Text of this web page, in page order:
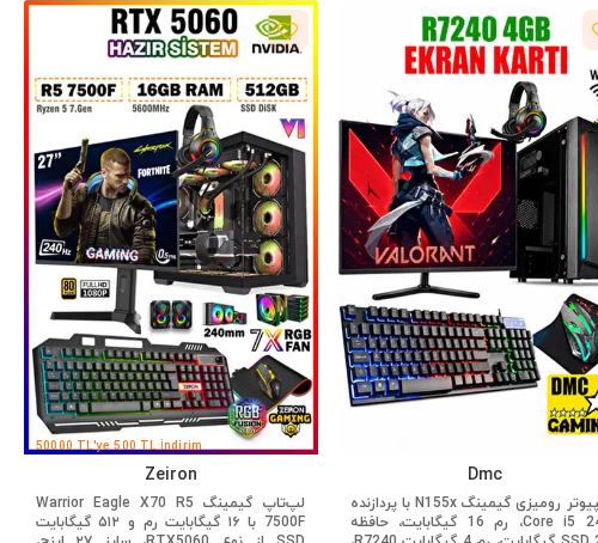
Dmc
کامپیوتر رومیزی گیمینگ N155x با پردازنده
Core i5 2400، رم 16 گیگابایت، حافظه
50000 TL'ye 500 TL İndirim
Zeiron
لپ‌تاپ گیمینگ Warrior Eagle X70 R5
7500F با ۱۶ گیگابایت رم و ۵۱۲ گیگابایت